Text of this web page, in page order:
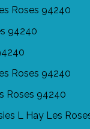
Roses 94240
94240
Roses 94240
Roses 94240
L Hay Les